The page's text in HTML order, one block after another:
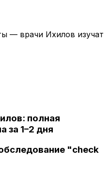
— врачи Ихилов изучат
полная
за 1–2 дня
"check